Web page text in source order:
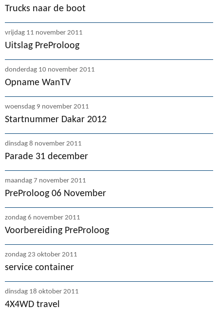
Trucks naar de boot
vrijdag 11 november 2011
Uitslag PreProloog
donderdag 10 november 2011
Opname WanTV
woensdag 9 november 2011
Startnummer Dakar 2012
dinsdag 8 november 2011
Parade 31 december
maandag 7 november 2011
PreProloog 06 November
zondag 6 november 2011
Voorbereiding PreProloog
zondag 23 oktober 2011
service container
dinsdag 18 oktober 2011
4X4WD travel